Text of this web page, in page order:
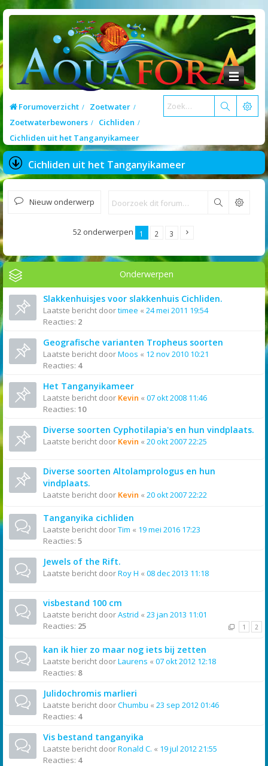
Forumoverzicht
Zoetwater
Zoetwaterbewoners
Cichliden
Cichliden uit het Tanganyikameer
Cichliden uit het Tanganyikameer
Nieuw onderwerp Zoek
52 onderwerpen 1 2 3
Onderwerpen
Slakkenhuisjes voor slakkenhuis Cichliden.
Laatste bericht doortimee « 24 mei 2011 19:54
Reacties: 2
Geografische varianten Tropheus soorten
Laatste bericht doorMoos « 12 nov 2010 10:21
Reacties: 4
Het Tanganyikameer
Laatste bericht door Kevin « 07 okt 2008 11:46
Reacties: 10
Diverse soorten Cyphotilapia's en hun vindplaats.
Laatste bericht door Kevin « 20 okt 2007 22:25
Diverse soorten Altolamprologus en hun
vindplaats.
Laatste bericht door Kevin « 20 okt 2007 22:22
Tanganyika cichliden
Laatste bericht doorTim « 19 mei 2016 17:23
Reacties: 5
Jewels of the Rift.
Laatste bericht doorRoy H « 08 dec 2013 11:18
visbestand 100 cm
Laatste bericht doorAstrid « 23 jan 2013 11:01
Reacties: 25 1 2
kan ik hier zo maar nog iets bij zetten
Laatste bericht doorLaurens « 07 okt 2012 12:18
Reacties: 8
Julidochromis marlieri
Laatste bericht doorChumbu « 23 sep 2012 01:46
Reacties: 4
Vis bestand tanganyika
Laatste bericht doorRonald C. « 19 jul 2012 21:55
Reacties: 4